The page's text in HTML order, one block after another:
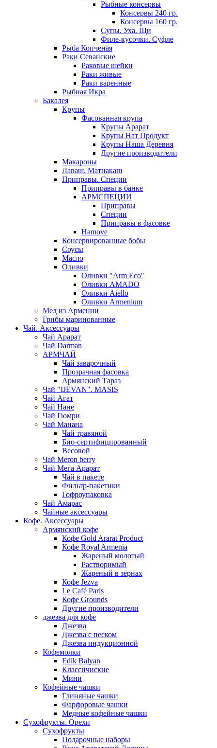
Рыбные консервы
Консервы 240 гр.
Консервы 160 гр.
Супы. Уха. Щи
Филе-кусочки. Суфле
Рыба Копченая
Раки Севанские
Раковые шейки
Раки живые
Раки варенные
Рыбная Икра
Бакалея
Крупы
Фасованная крупа
Крупы Арарат
Крупы Нат Продукт
Крупы Наша Деревня
Другие производители
Макароны
Лаваш. Матнакаш
Приправы. Специи
Приправы в банке
АРМСПЕЦИИ
Приправы
Специи
Приправы в фасовке
Hamove
Консервированные бобы
Соусы
Масло
Оливки
Оливки "Arm Eco"
Оливки AMADO
Оливки Aiello
Оливки Armenium
Мед из Армении
Грибы маринованные
Чай. Аксессуары
Чай Арарат
Чай Darman
АРМЧАЙ
Чай заварочный
Прозрачная фасовка
Армянский Тараз
Чай "IJEVAN". MASIS
Чай Агат
Чай Нане
Чай Гюмри
Чай Манана
Чай травяной
Био-сертифицированный
Весовой
Чай Meron berry
Чай Мега Арарат
Чай в пакете
Фильтр-пакетики
Гофроупаковка
Чай Амарас
Чайные аксессуары
Кофе. Аксессуары
Армянский кофе
Кофе Gold Ararat Product
Кофе Royal Armenia
Жареный молотый
Растворимый
Жареный в зернах
Кофе Jezva
Le Café Paris
Кофе Grounds
Другие производители
джезва для кофе
Джезва
Джезва с песком
Джезва индукционной
Кофемолки
Edik Balyan
Классичиские
Мини
Кофейные чашки
Глиняные чашки
Фарфоровые чашки
Медные кофейные чашки
Сухофрукты. Орехи
Сухофрукты
Подарочные наборы